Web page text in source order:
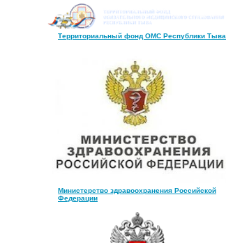
Территориальный фонд ОМС Республики Тыва
Министерство здравоохранения Российской
Федерации